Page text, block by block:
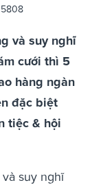
và suy nghĩ
cưới thì 5
hàng ngàn
đặc biệt
tiệc & hội
suy nghĩ